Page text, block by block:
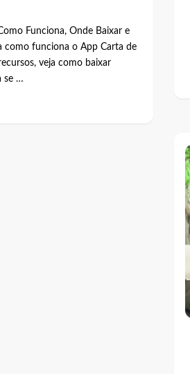
Funciona, Onde Baixar e
como funciona o App Carta de
veja como baixar
se …